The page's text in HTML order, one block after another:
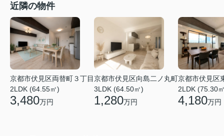
近隣の物件
京都市伏見区両替町３丁目
2LDK (64.55㎡)
3,480万円
京都市伏見区向島二ノ丸町
3LDK (64.50㎡)
1,280万円
京都市伏見区
2LDK (75.30
4,180万円